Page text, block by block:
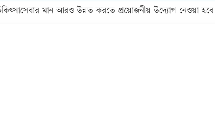
মান আরও উন্নত করতে প্রয়োজনীয় উদ্যোগ নেওয়া হবে